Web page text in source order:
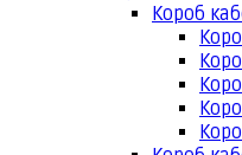
Короб